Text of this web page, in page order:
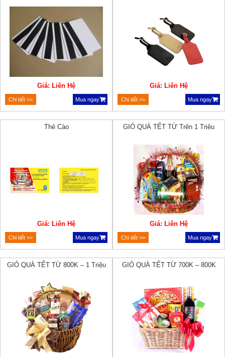
Giá: Liên Hệ
Chi tiết >> Mua ngay
Giá: Liên Hệ
Chi tiết >> Mua ngay
Thẻ Cào
Giá: Liên Hệ
Chi tiết >> Mua ngay
GIỎ QUÀ TẾT TỪ Trên 1 Triệu
Giá: Liên Hệ
Chi tiết >> Mua ngay
GIỎ QUÀ TẾT TỪ 800K – 1 Triệu GIỎ QUÀ TẾT TỪ 700K – 800K